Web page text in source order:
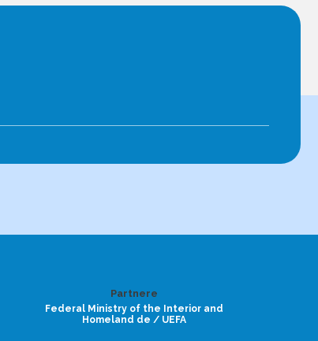
Partnere
Federal Ministry of the Interior and
Homeland de / UEFA